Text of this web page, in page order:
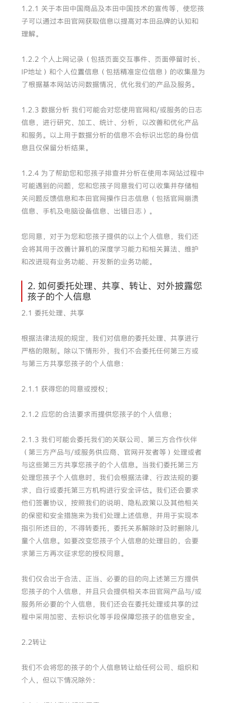
1.2.1 关于本田中国商品及本田中国技术的宣传等，使您孩
子可以通过本田官网获取信息以提高对本田品牌的认知和
理解。
1.2.2 个人上网记录（包括页面交互事件、页面停留时长、
IP地址）和个人位置信息（包括精准定位信息）的收集是为
了根据基本网站访问数据情况，优化我们的产品及服务。
1.2.3 数据分析 我们可能会对您使用官网和/或服务的日志
信息，进行研究、加工、统计、分析，以改善和优化产品
和服务。以上用于数据分析的信息不会标识出您的身份信
息且仅保留分析结果。
1.2.4 为了帮助您和您孩子排查并分析在使用本网站过程中
可能遇到的问题，您和您孩子同意我们可以收集并存储相
关问题反馈信息和本田官网操作日志信息（包括官网崩溃
信息、手机及电脑设备信息、出错日志）。
您同意，对于为您和您孩子提供的以上个人信息，我们还
会将其用于改善计算机的深度学习能力和相关算法、维护
和改进现有业务功能、开发新的业务功能。
2. 如何委托处理、共享、转让、对外披露您
孩子的个人信息
2.1 委托处理、共享
根据法律法规的规定，我们对信息的委托处理、共享进行
严格的限制。除以下情形外，我们不会委托任何第三方或
与第三方共享您孩子的个人信息：
2.1.1 获得您的同意或授权；
2.1.2 应您的合法要求而提供您孩子的个人信息；
2.1.3 我们可能会委托我们的关联公司、第三方合作伙伴
（第三方产品与/或服务供应商、官网开发者等）处理或者
与这些第三方共享您孩子的个人信息。当我们委托第三方
处理您孩子个人信息时，我们会根据法律、行政法规的要
求，自行或委托第三方机构进行安全评估。我们还会要求
他们签署协议，按照我们的说明、隐私政策以及其他相关
的保密和安全措施来为我们处理上述信息，并用于实现本
指引所述目的，不得转委托，委托关系解除时及时删除儿
童个人信息。如要改变您孩子个人信息的处理目的，会要
求第三方再次征求您的授权同意。
我们仅会出于合法、正当、必要的目的向上述第三方提供
您孩子的个人信息，并且只会提供相关本田官网产品与/或
服务所必要的个人信息，我们还会在委托处理或共享的过
程中采用加密、去标识化等手段保障您孩子的信息安全。
2.2转让
我们不会将您的孩子的个人信息转让给任何公司、组织和
个人，但以下情况除外：